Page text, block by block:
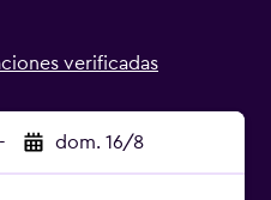
verificadas
- dom. 16/8